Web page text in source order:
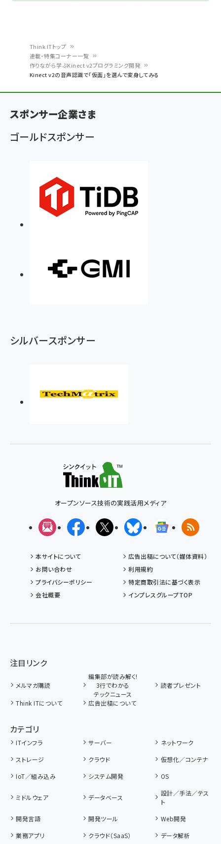
く
ず
Think ITトップ
連載・特集コーナー一覧
作りながら学ぶKinect v2プログラミング開発
Kinect v2の音声認識で「仮面」を選んで変身してみる
スポンサー企業さま
ゴールドスポンサー
シルバースポンサー
オープンソース技術の実践活用メディア
メルマガFacebookX(エックス)BlueskyGoogleニュ
RSS
本サイトについて
広告出稿について（媒体資料）
お問い合わせ
利用規約
プライバシーポリシー
特定商取引法に基づく表示
会社概要
インプレスグループTOP
注目リンク
メルマガ購読
編集部が読み解く!
3行でわかる
テックニュース
読者プレゼント
Think ITについて 広告出稿について
カテゴリ
ITインフラ サーバー
ネットワーク
ストレージ
クラウド
仮想化／コンテナ
IoT／組み込み
システム開発 OS
ミドルウェア データベース
設計／手法／テス
ト
開発言語
開発ツール
Web開発
業務アプリ
クラウド（SaaS） データ解析